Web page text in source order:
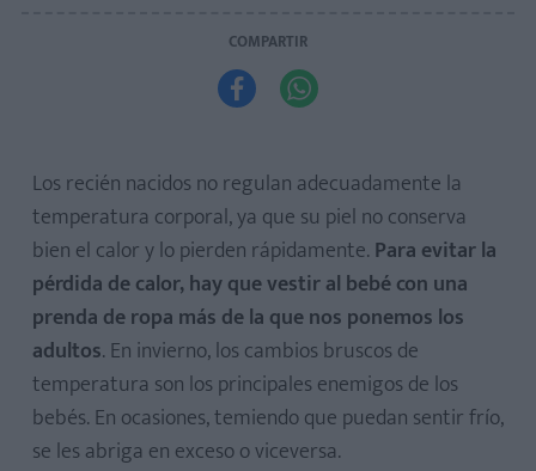
COMPARTIR
 
Los recién nacidos no regulan adecuadamente la
temperatura corporal, ya que su piel no conserva
bien el calor y lo pierden rápidamente. Para evitar la
pérdida de calor, hay que vestir al bebé con una
prenda de ropa más de la que nos ponemos los
adultos. En invierno, los cambios bruscos de
temperatura son los principales enemigos de los
bebés. En ocasiones, temiendo que puedan sentir frío,
se les abriga en exceso o viceversa.